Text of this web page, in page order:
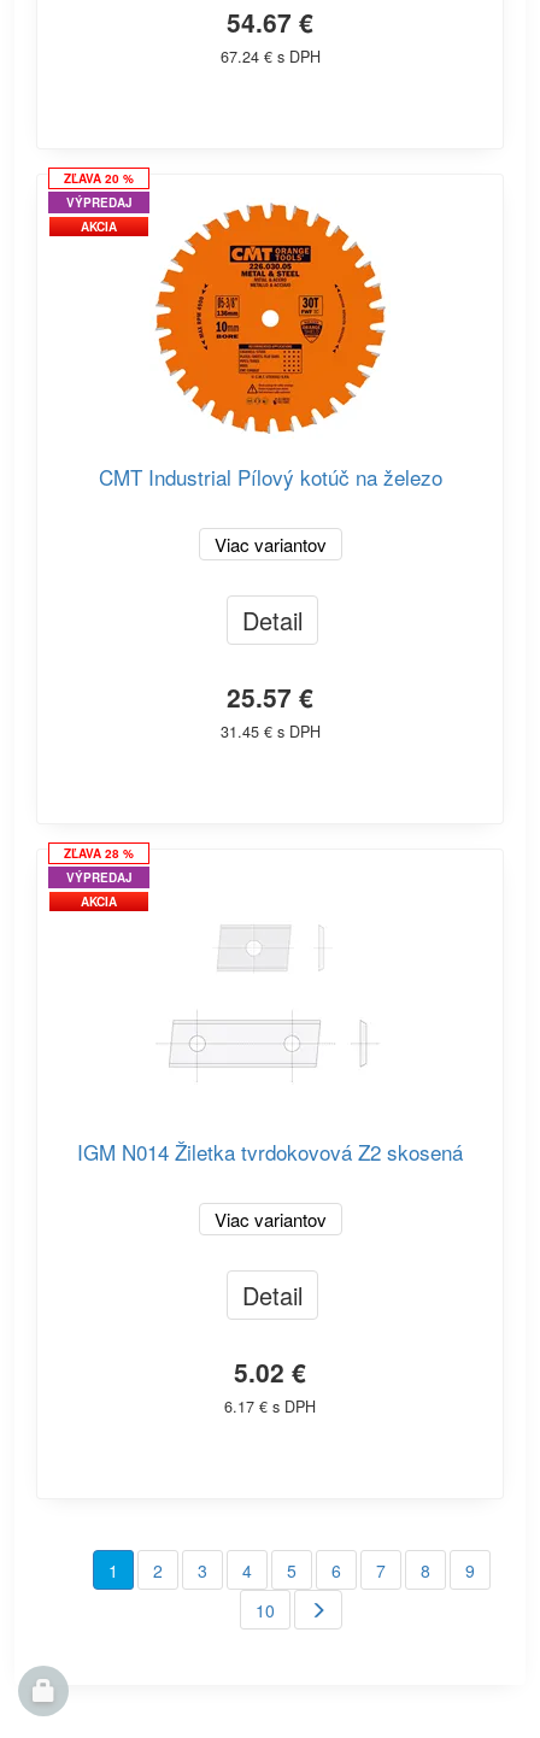
54.67 €
67.24 € s DPH
ZĽAVA 20 %
VÝPREDAJ
AKCIA
CMT Industrial Pílový kotúč na železo
Viac variantov
Detail
25.57 €
31.45 € s DPH
ZĽAVA 28 %
VÝPREDAJ
AKCIA
IGM N014 Žiletka tvrdokovová Z2 skosená
Viac variantov
Detail
5.02 €
6.17 € s DPH
1 2 3 4 5 6 7 8
9
10